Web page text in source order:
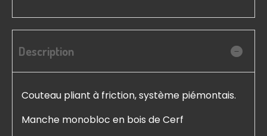
Description
Couteau pliant à friction, système piémontais.
Manche monobloc en bois de Cerf